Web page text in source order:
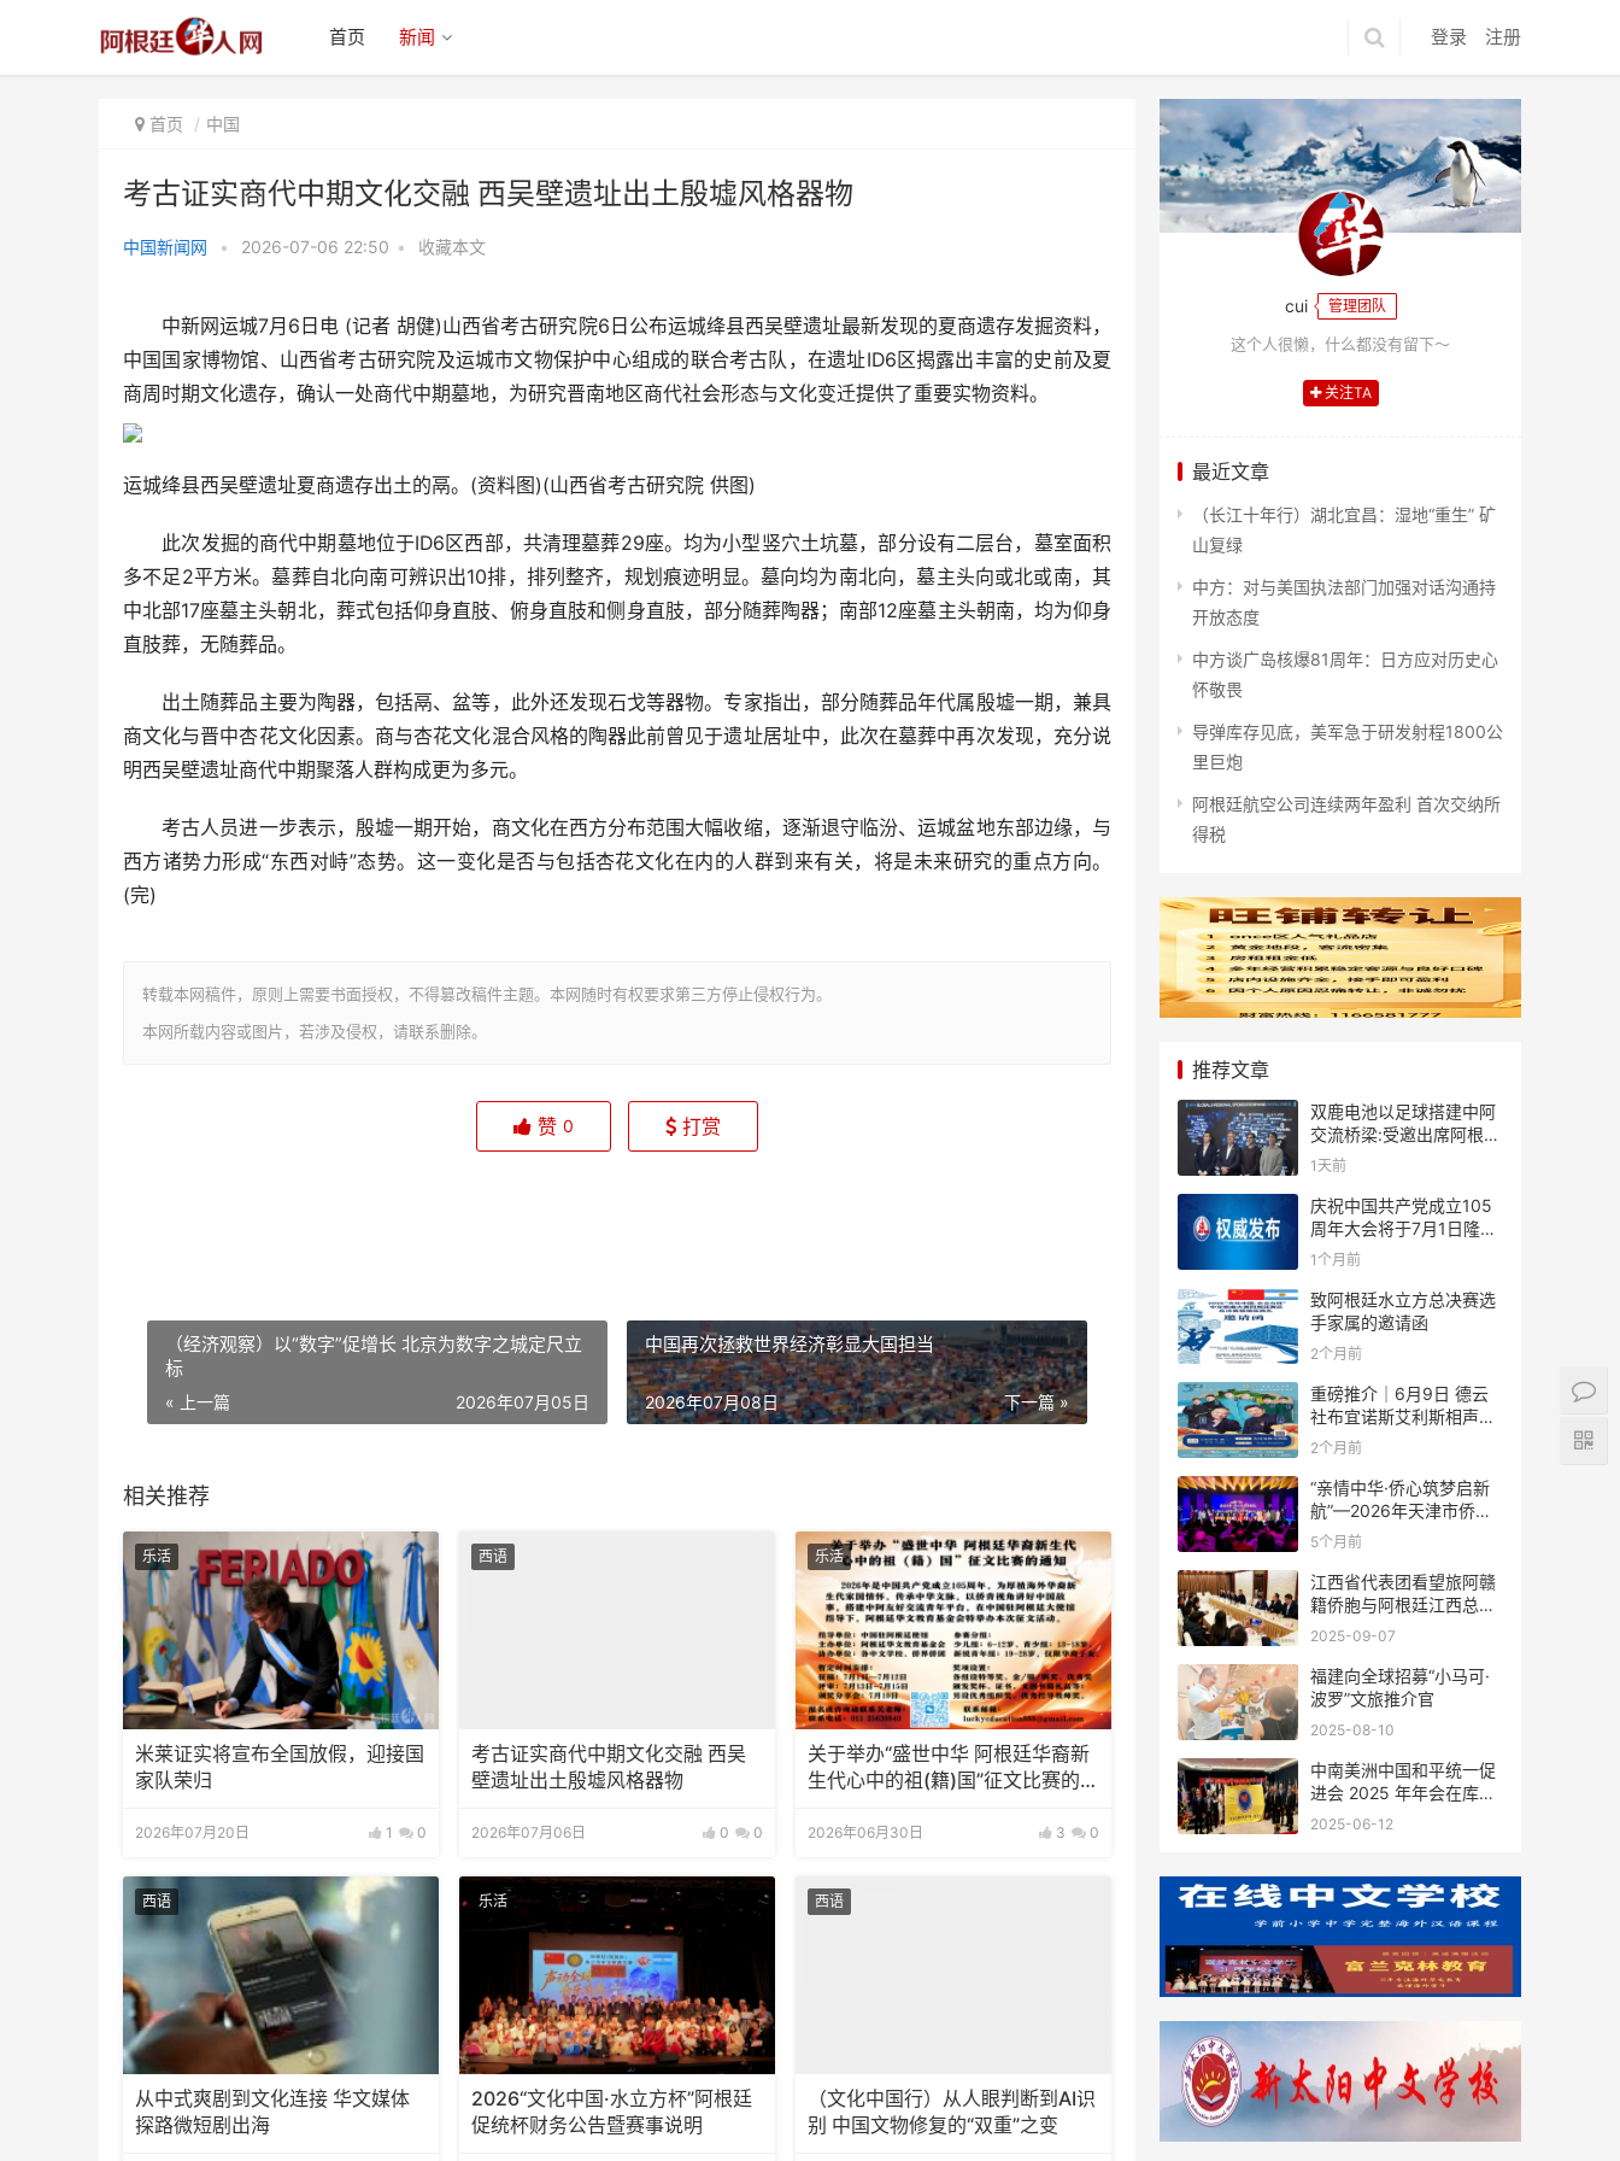
登录 注册
首页 新闻
首页 中国
考古证实商代中期文化交融 西吴壁遗址出土殷墟风格器物
中国新闻网 • 2026-07-06 22:50 • 收藏本文
中新网运城7月6日电 (记者 胡健)山西省考古研究院6日公布运城绛县西吴壁遗址最新发现的夏商遗存发掘资料，
中国国家博物馆、山西省考古研究院及运城市文物保护中心组成的联合考古队，在遗址ID6区揭露出丰富的史前及夏
商周时期文化遗存，确认一处商代中期墓地，为研究晋南地区商代社会形态与文化变迁提供了重要实物资料。
运城绛县西吴壁遗址夏商遗存出土的鬲。(资料图)(山西省考古研究院 供图)
此次发掘的商代中期墓地位于ID6区西部，共清理墓葬29座。均为小型竖穴土坑墓，部分设有二层台，墓室面积
多不足2平方米。墓葬自北向南可辨识出10排，排列整齐，规划痕迹明显。墓向均为南北向，墓主头向或北或南，其
中北部17座墓主头朝北，葬式包括仰身直肢、俯身直肢和侧身直肢，部分随葬陶器；南部12座墓主头朝南，均为仰身
直肢葬，无随葬品。
出土随葬品主要为陶器，包括鬲、盆等，此外还发现石戈等器物。专家指出，部分随葬品年代属殷墟一期，兼具
商文化与晋中杏花文化因素。商与杏花文化混合风格的陶器此前曾见于遗址居址中，此次在墓葬中再次发现，充分说
明西吴壁遗址商代中期聚落人群构成更为多元。
考古人员进一步表示，殷墟一期开始，商文化在西方分布范围大幅收缩，逐渐退守临汾、运城盆地东部边缘，与
西方诸势力形成“东西对峙”态势。这一变化是否与包括杏花文化在内的人群到来有关，将是未来研究的重点方向。
(完)
转载本网稿件，原则上需要书面授权，不得篡改稿件主题。本网随时有权要求第三方停止侵权行为。
本网所载内容或图片，若涉及侵权，请联系删除。
壁遗址出土殷墟风格器物
赞 0 打赏
（经济观察）以“数字”促增长 北京为数字之城定尺立
标
« 上一篇 2026年07月05日
中国再次拯救世界经济彰显大国担当
下一篇 »
2026年07月08日
相关推荐
乐活
米莱证实将宣布全国放假，迎接国
家队荣归
2026年07月20日 1 0
西语
考古证实商代中期文化交融 西吴
壁遗址出土殷墟风格器物
2026年07月06日 0 0
乐活
关于举办“盛世中华 阿根廷华裔新
生代心中的祖(籍)国”征文比赛的通
2026年06月30日 3 0
西语
从中式爽剧到文化连接 华文媒体
探路微短剧出海
乐活
2026“文化中国·水立方杯”阿根廷
促统杯财务公告暨赛事说明
西语
（文化中国行）从人眼判断到AI识
别 中国文物修复的“双重”之变
cui 管理团队
这个人很懒，什么都没有留下～
关注TA
最近文章
（长江十年行）湖北宜昌：湿地“重生” 矿
山复绿
中方：对与美国执法部门加强对话沟通持
开放态度
中方谈广岛核爆81周年：日方应对历史心
怀敬畏
导弹库存见底，美军急于研发射程1800公
里巨炮
阿根廷航空公司连续两年盈利 首次交纳所
得税
推荐文章
双鹿电池以足球搭建中阿
交流桥梁:受邀出席阿根廷
足协赞助商招待会！
1天前
庆祝中国共产党成立105
周年大会将于7月1日隆重
举行
1个月前
致阿根廷水立方总决赛选
手家属的邀请函
2个月前
重磅推介｜6月9日 德云
社布宜诺斯艾利斯相声专
场！国风曲艺邂逅南美风
结！
2个月前
“亲情中华·侨心筑梦启新
航”—2026年天津市侨界
新春联谊活动成功举办
5个月前
江西省代表团看望旅阿赣
籍侨胞与阿根廷江西总商
会座谈
2025-09-07
福建向全球招募“小马可·
波罗”文旅推介官
2025-08-10
中南美洲中国和平统一促
进会 2025 年年会在库拉
索圆满举行，共绘反“独”
2025-06-12